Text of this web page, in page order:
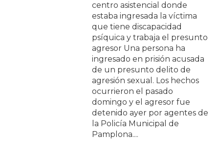
centro asistencial donde
estaba ingresada la víctima
que tiene discapacidad
psíquica y trabaja el presunto
agresor Una persona ha
ingresado en prisión acusada
de un presunto delito de
agresión sexual. Los hechos
ocurrieron el pasado
domingo y el agresor fue
detenido ayer por agentes de
la Policía Municipal de
Pamplona....